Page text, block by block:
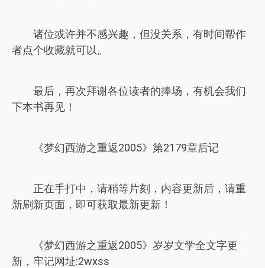
诸位或许并不感兴趣，但没关系，有时间帮作
者点个收藏就可以。
最后，再次拜谢各位读者的捧场，有机会我们
下本书再见！
《梦幻西游之重返2005》第2179章后记
正在手打中，请稍等片刻，内容更新后，请重
新刷新页面，即可获取最新更新！
《梦幻西游之重返2005》岁岁文学全文字更
新，牢记网址:2wxss